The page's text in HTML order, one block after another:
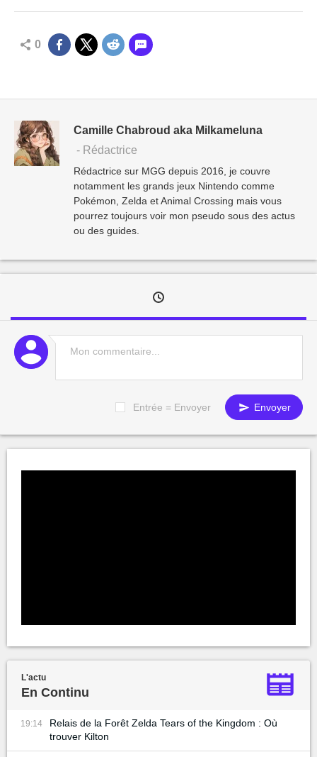
0
Camille Chabroud aka Milkameluna
- Rédactrice
Rédactrice sur MGG depuis 2016, je couvre
notamment les grands jeux Nintendo comme
Pokémon, Zelda et Animal Crossing mais vous
pourrez toujours voir mon pseudo sous des actus
ou des guides.
Entrée = Envoyer Envoyer
L'actu
En Continu
19:14
Relais de la Forêt Zelda Tears of the Kingdom : Où
trouver Kilton